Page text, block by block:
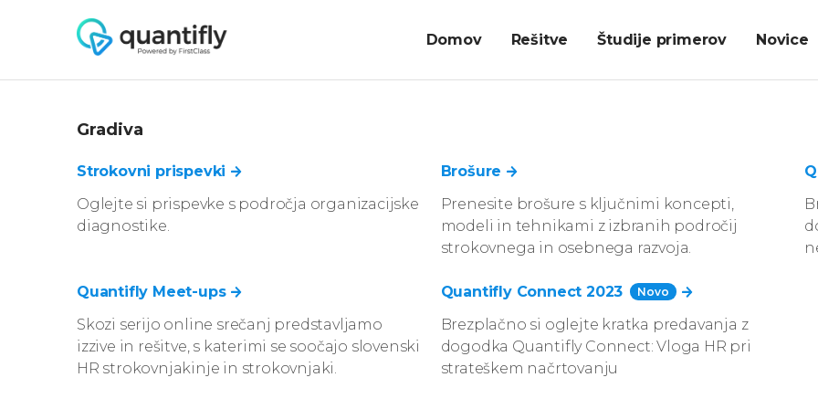
Domov Rešitve Študije primerov Novice
Rešitve
Organizacijska
diagnostika
Identifikacija ključnih izzivov
organizaciji.
360-stopinjska analiza
Ocenjevanje kompetenc in
ekipnih vlog zaposlenih s
strani njihovih sodelavcev.
Vpogled v to, kje in zakaj
prihaja do šumov v
komunikaciji, kdo so
in kdo ni dovolj vključen.
Mastermind srečanja za
vodje
Srečanja, kjer vodje mesečno
Digitalizacija HR meritev
Ročno analiziranje podatkov
je stvar preteklosti. Težko
Meritev klime in kulture
Redno merjenje klime in
kulture razkriva stanje
Gradiva
Strokovni prispevki
Oglejte si prispevke s področja organizacijske
diagnostike.
Brošure
Prenesite brošure s ključnimi koncepti,
modeli in tehnikami z izbranih področij
strokovnega in osebnega razvoja.
Quantifly Meet-ups
Skozi serijo online srečanj predstavljamo
izzive in rešitve, s katerimi se soočajo slovenski
HR strokovnjakinje in strokovnjaki.
Quantifly Connect 2023 Novo
Brezplačno si oglejte kratka predavanja z
dogodka Quantifly Connect: Vloga HR pri
strateškem načrtovanju
Je merjenje
kulture in klime res